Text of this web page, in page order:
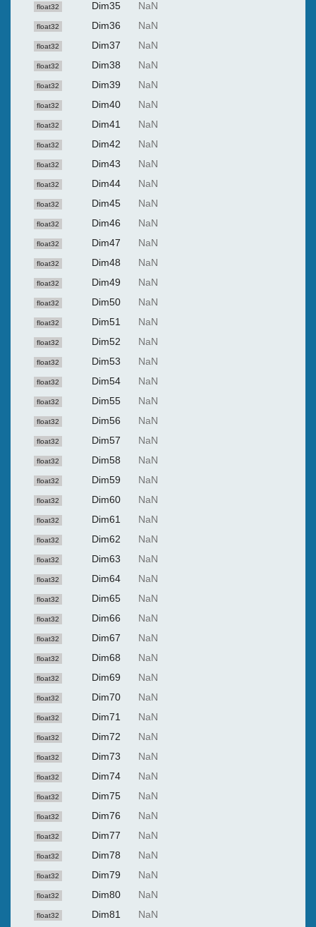
float32 Dim35 NaN
float32 Dim36 NaN
float32 Dim37 NaN
float32 Dim38 NaN
float32 Dim39 NaN
float32 Dim40 NaN
float32 Dim41 NaN
float32 Dim42 NaN
float32 Dim43 NaN
float32 Dim44 NaN
float32 Dim45 NaN
float32 Dim46 NaN
float32 Dim47 NaN
float32 Dim48 NaN
float32 Dim49 NaN
float32 Dim50 NaN
float32 Dim51 NaN
float32 Dim52 NaN
float32 Dim53 NaN
float32 Dim54 NaN
float32 Dim55 NaN
float32 Dim56 NaN
float32 Dim57 NaN
float32 Dim58 NaN
float32 Dim59 NaN
float32 Dim60 NaN
float32 Dim61 NaN
float32 Dim62 NaN
float32 Dim63 NaN
float32 Dim64 NaN
float32 Dim65 NaN
float32 Dim66 NaN
float32 Dim67 NaN
float32 Dim68 NaN
float32 Dim69 NaN
float32 Dim70 NaN
float32 Dim71 NaN
float32 Dim72 NaN
float32 Dim73 NaN
float32 Dim74 NaN
float32 Dim75 NaN
float32 Dim76 NaN
float32 Dim77 NaN
float32 Dim78 NaN
float32 Dim79 NaN
float32 Dim80 NaN
float32 Dim81 NaN